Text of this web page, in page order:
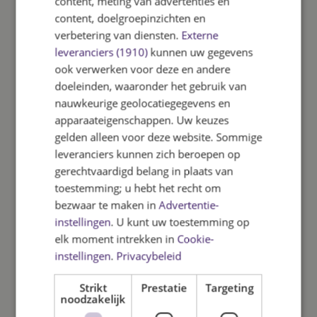
We staan voor onderwijs van hoog niveau.
De stichting staat midden in de
maatschappij en zoekt samenwerking om de
missie te realiseren. We kijken waarderend
en positief naar mogelijkheden en kansen
voor elke leerling. De stichting stimuleert,
motiveert en faciliteert de ambities van de
scholen en medewerkers. Onze medewerkers
hebben deskundigheid, passie en
betrokkenheid en voelen zich uitgedaagd
zich verder te ontwikkelen in hun
professionaliteit om zo kwalitatief goed
onderwijs aan te bieden.
Wat merkt u van TWijs?
content, doelgroepinzichten en
verbetering van diensten. Externe
leveranciers (1910)kunnen uw gegevens
ook verwerken voor deze en andere
doeleinden, waaronder het gebruik van
nauwkeurige geolocatiegegevens en
apparaateigenschappen. Uw keuzes
gelden alleen voor deze website. Sommige
leveranciers kunnen zich beroepen op
gerechtvaardigd belang in plaats van
toestemming; u hebt het recht om
bezwaar te maken inAdvertentie-
instellingen. U kunt uw toestemming op
elk moment intrekken in Cookie-
instellingen. Privacybeleid
Strikt
noodzakelijk
Prestatie Targeting